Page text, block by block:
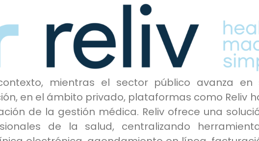
mientras el sector público avanza en
en el ámbito privado, plataformas como Reliv
de la gestión médica. Reliv ofrece una
de la salud, centralizando